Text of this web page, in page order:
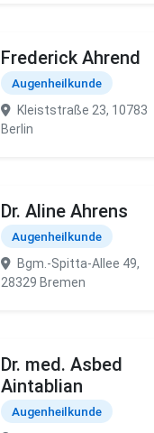
Frederick Ahrend
Augenheilkunde
Kleiststraße 23, 10783
Berlin
Dr. Aline Ahrens
Augenheilkunde
Bgm.-Spitta-Allee 49,
28329 Bremen
Dr. med. Asbed
Aintablian
Augenheilkunde